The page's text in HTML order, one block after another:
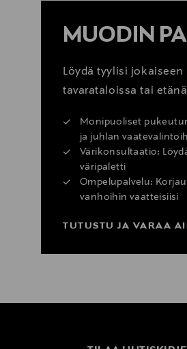
MUODIN
Löydä tyylisi jokaiseen
tavarataloissa tai
Monipuoliset
ja juhlan
Värikonsultaatio:
väripaletti
Ompelupalvelu:
vanhoihin vaatteisiisi
TUTUSTU JA VARAA